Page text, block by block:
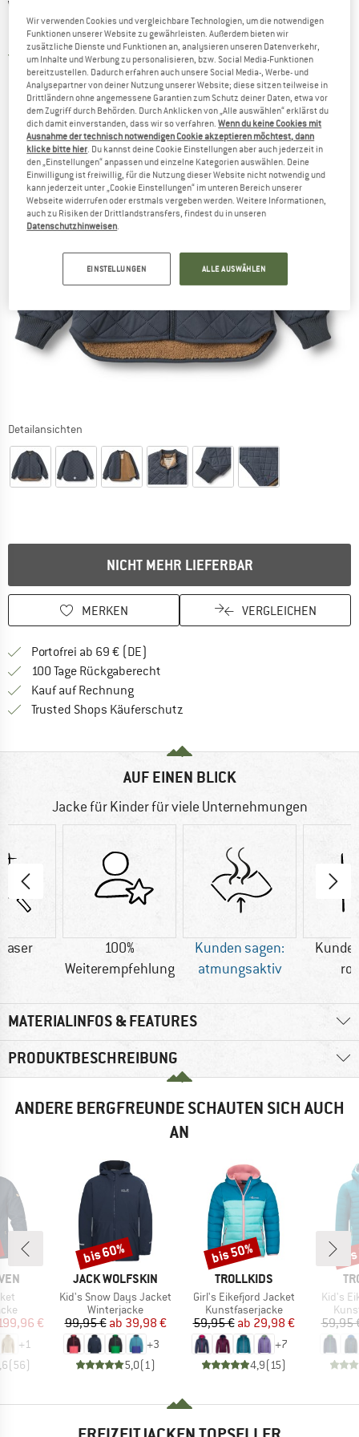
WHEAT
Freizeitjacke
5,0(1)
Detailansichten
NICHT MEHR LIEFERBAR
MERKEN VERGLEICHEN
Portofrei ab 69 € (DE)
100 Tage Rückgaberecht
Kauf auf RechnungFinde die Zahlungs-Infos hier! Öffnet
Trusted Shops Käuferschutz
AUF EINEN BLICK
Jacke für Kinder für viele Unternehmungen
100%
Weiterempfehlung
Kunden sagen:
atmungsaktiv
MATERIALINFOS & FEATURES
PRODUKTBESCHREIBUNG
ANDERE BERGFREUNDE SCHAUTEN SICH AUCH
AN
Preis
€
+1
(56)
MARKE
JACK WOLFSKIN
Artikel
Kid's Snow Days Jacket
Produktgruppe
Winterjacke
Preis
99,95 € reduzierter Preis
ab 39,98 €
+3
5,0(1 )
Rabatt
bis 60%
MARKE
TROLLKIDS
Artikel
Girl's Eikefjord Jacket
Produktgruppe
Kunstfaserjacke
Preis
59,95 € reduzierter Preis
ab 29,98 €
+7
4,9(15)
Rabatt
bis 50%
Artikel
Kid's
59,95
Wir verwenden Cookies und vergleichbare Technologien, um die notwendigen
Funktionen unserer Website zu gewährleisten. Außerdem bieten wir
zusätzliche Dienste und Funktionen an, analysieren unseren Datenverkehr,
um Inhalte und Werbung zu personalisieren, bzw. Social Media-Funktionen
bereitzustellen. Dadurch erfahren auch unsere Social Media-, Werbe- und
Analysepartner von deiner Nutzung unserer Website; diese sitzen teilweise in
Drittländern ohne angemessene Garantien zum Schutz deiner Daten, etwa vor
dem Zugriff durch Behörden. Durch Anklicken von „Alle auswählen“ erklärst du
dich damit einverstanden, dass wir so verfahren.Wenn du keine Cookies mit
Ausnahme der technisch notwendigen Cookie akzeptieren möchtest, dann
klicke bitte hier . Du kannst deine Cookie Einstellungen aber auch jederzeit in
den „Einstellungen“ anpassen und einzelne Kategorien auswählen. Deine
Einwilligung ist freiwillig, für die Nutzung dieser Website nicht notwendig und
kann jederzeit unter „Cookie Einstellungen“ im unteren Bereich unserer
Webseite widerrufen oder erstmals vergeben werden. Weitere Informationen,
auch zu Risiken der Drittlandstransfers, findest du in unseren
Datenschutzhinweisen
EINSTELLUNGEN ALLE AUSWÄHLEN